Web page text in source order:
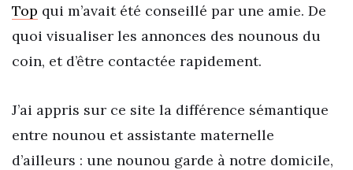
Top qui m’avait été conseillé par une amie. De
quoi visualiser les annonces des nounous du
coin, et d’être contactée rapidement.
J’ai appris sur ce site la différence sémantique
entre nounou et assistante maternelle
d’ailleurs : une nounou garde à notre domicile,